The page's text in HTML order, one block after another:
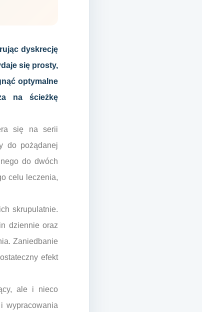
dyskrecję
się prosty,
optymalne
na ścieżkę
się na serii
do pożądanej
do dwóch
celu leczenia,
skrupulatnie.
dziennie oraz
Zaniedbanie
efekt
ale i nieco
wypracowania